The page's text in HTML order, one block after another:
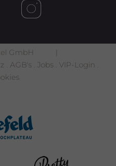
Hotel GmbH |
. AGB's. Jobs. VIP-Login .